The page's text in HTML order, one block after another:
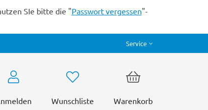
SIe bitte die "Passwort vergessen"-
Service
Wunschliste Warenkorb